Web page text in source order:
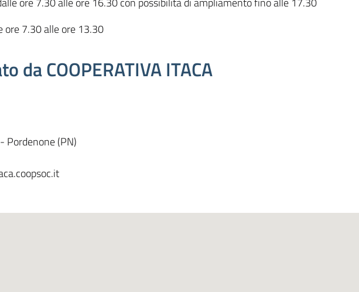
ore 7.30 alle ore 13.30
da COOPERATIVA ITACA
Pordenone (PN)